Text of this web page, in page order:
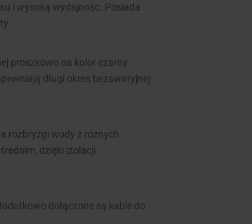
i wysoką wydajność. Posiada
proszkowo na kolor czarny.
długi okres bezawaryjnej
rozbryzgi wody z różnych
dzięki izolacji
dołączone są kable do